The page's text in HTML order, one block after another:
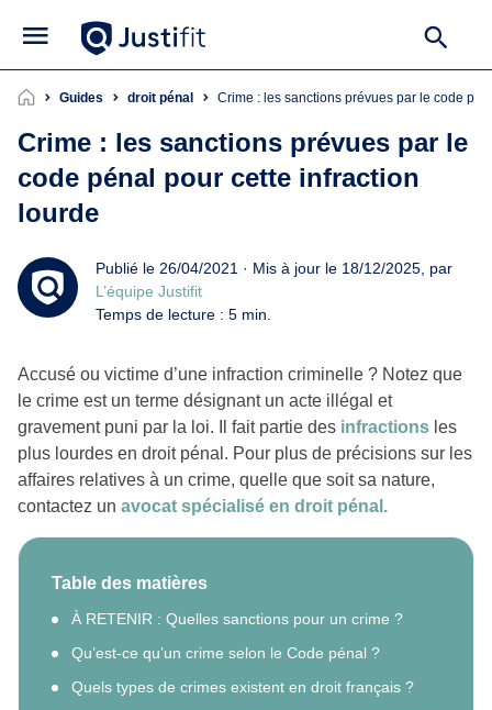
Guides droit pénal Crime : les sanctions prévues par le code
Crime : les sanctions prévues par le
code pénal pour cette infraction
lourde
Publié le 26/04/2021 · Mis à jour le 18/12/2025, par
L’équipe Justifit
Temps de lecture : 5 min.
Accusé ou victime d’une infraction criminelle ? Notez que
le crime est un terme désignant un acte illégal et
gravement puni par la loi. Il fait partie des infractions les
plus lourdes en droit pénal. Pour plus de précisions sur les
affaires relatives à un crime, quelle que soit sa nature,
contactez un avocat spécialisé en droit pénal.
Table des matières
À RETENIR : Quelles sanctions pour un crime ?
Qu’est-ce qu’un crime selon le Code pénal ?
Quels types de crimes existent en droit français ?